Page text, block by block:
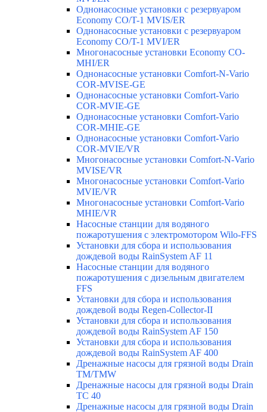
Однонасосные установки с резервуаром
Economy CO/T-1 MVIS/ER
Однонасосные установки с резервуаром
Economy CO/T-1 MVI/ER
Многонасосные установки Economy CO-
MHI/ER
Однонасосные установки Comfort-N-Vario
COR-MVISE-GE
Однонасосные установки Comfort-Vario
COR-MVIE-GE
Однонасосные установки Comfort-Vario
COR-MHIE-GE
Однонасосные установки Comfort-Vario
COR-MVIE/VR
Многонасосные установки Comfort-N-Vario
MVISE/VR
Многонасосные установки Comfort-Vario
MVIE/VR
Многонасосные установки Comfort-Vario
MHIE/VR
Насосные станции для водяного
пожаротушения с электромотором Wilo-FFS
Установки для сбора и использования
дождевой воды RainSystem AF 11
Насосные станции для водяного
пожаротушения с дизельным двигателем
FFS
Установки для сбора и использования
дождевой воды Regen-Collector-II
Установки для сбора и использования
дождевой воды RainSystem AF 150
Установки для сбора и использования
дождевой воды RainSystem AF 400
Дренажные насосы для грязной воды Drain
TM/TMW
Дренажные насосы для грязной воды Drain
TC 40
Дренажные насосы для грязной воды Drain